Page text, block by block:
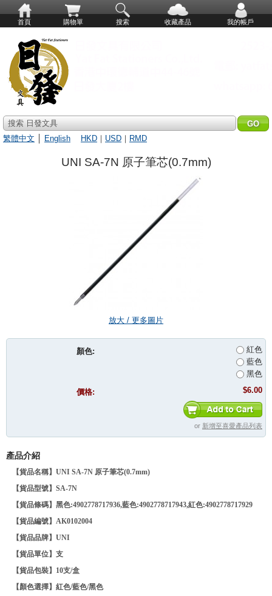
首頁 購物單 搜索 收藏產品 我的帳戶
搜索 日發文具
繁體中文
English HKD ｜ USD ｜ RMD
UNI SA-7N 原子筆芯(0.7mm)
放大 / 更多圖片
顏色:
紅色
藍色
黑色
價格:
$6.00
or 新增至喜愛產品列表
產品介紹
【貨品名稱】UNI SA-7N 原子筆芯(0.7mm)
【貨品型號】 SA-7N
【貨品條碼】黑色:4902778717936,藍色:4902778717943,紅色:4902778717929
【貨品編號】AK0102004
【貨品品牌】 UNI
【貨品單位】支
【貨品包裝】10支/盒
【顏色選擇】紅色/藍色/黑色